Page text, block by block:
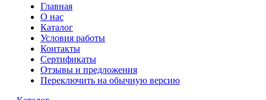
Главная
О нас
Каталог
Условия работы
Контакты
Сертификаты
Отзывы и предложения
Переключить на обычную версию